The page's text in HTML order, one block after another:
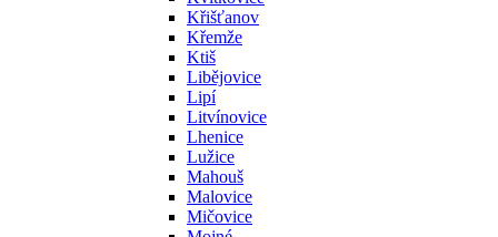
Křišťanov
Křemže
Ktiš
Libějovice
Lipí
Litvínovice
Lhenice
Lužice
Mahouš
Malovice
Mičovice